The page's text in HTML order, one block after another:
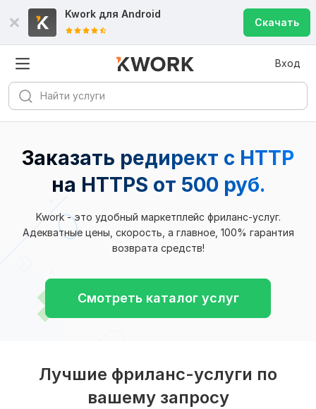
Kwork для Android
Скачать
Вход
Заказать редирект с HTTP
на HTTPS от 500 руб.
Kwork - это удобный маркетплейс фриланс-услуг.
Адекватные цены, скорость, а главное, 100% гарантия
возврата средств!
Смотреть каталог услуг
Лучшие фриланс-услуги по
вашему запросу